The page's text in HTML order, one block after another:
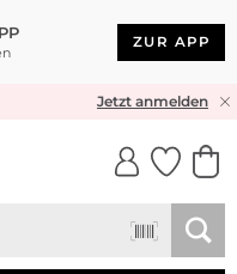
ZUR APP
RÜCKVERSANDJetzt anmelden